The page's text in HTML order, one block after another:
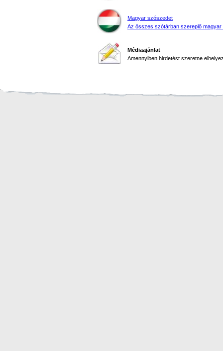
Magyar szószedet
Az összes szótárban szereplő magyar
Médiaajánlat
Amennyiben hirdetést szeretne